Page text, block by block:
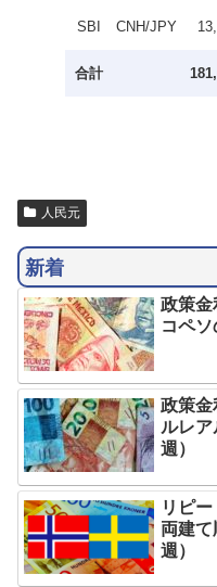
SBI CNH/JPY
合計
人民元
新着
政策
コペソ
政策
ルレア
週）
リピ
両建
週）